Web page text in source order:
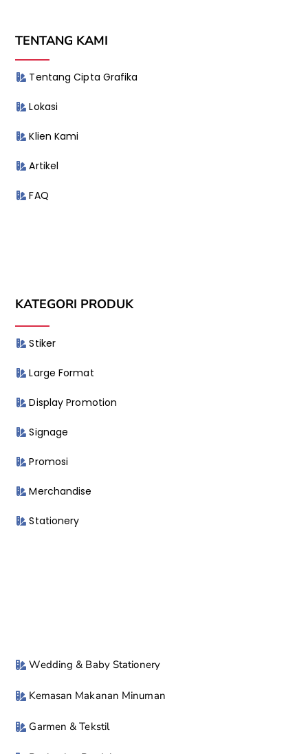
TENTANG KAMI
Tentang Cipta Grafika
Lokasi
Klien Kami
Artikel
FAQ
KATEGORI PRODUK
Stiker
Large Format
Display Promotion
Signage
Promosi
Merchandise
Stationery
Wedding & Baby Stationery
Kemasan Makanan Minuman
Garmen & Tekstil